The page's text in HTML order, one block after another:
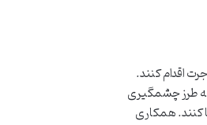
فراهم می‌کند تا به صورت تیمی (حداکثر 5 نفر) برای مهاجرت اقدام کنند.
طرز چشمگیری
ایفا کنند. همکاری